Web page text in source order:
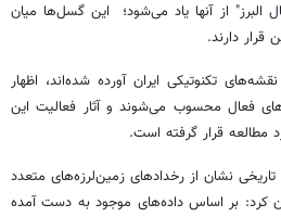
از آنها یاد می‌شود؛ این گسل‌ها میان
قرار دارند.
تکنوتیکی ایران آورده شده‌اند، اظهار
فعال محسوب می‌شوند و آثار فعالیت این
قرار گرفته است.
نشان از رخدادهای زمین‌لرزه‌های متعدد
کرد: بر اساس داده‌های موجود به دست آمده